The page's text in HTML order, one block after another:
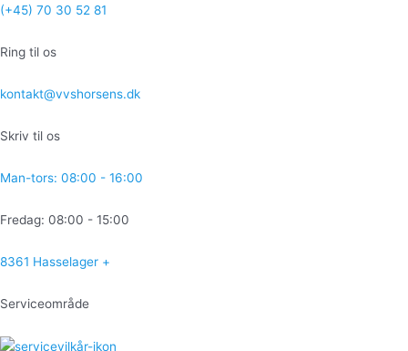
Gå
indholdet
(+45) 70 30 52 81
Ring til os
kontakt@vvshorsens.dk
Skriv til os
Man-tors: 08:00 - 16:00
Fredag: 08:00 - 15:00
8361 Hasselager +
Serviceområde